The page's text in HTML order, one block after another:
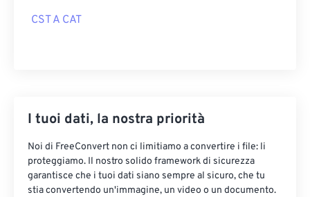
CST A CAT
I tuoi dati, la nostra priorità
Noi di FreeConvert non ci limitiamo a convertire i file: li
proteggiamo. Il nostro solido framework di sicurezza
garantisce che i tuoi dati siano sempre al sicuro, che tu
stia convertendo un'immagine, un video o un documento.